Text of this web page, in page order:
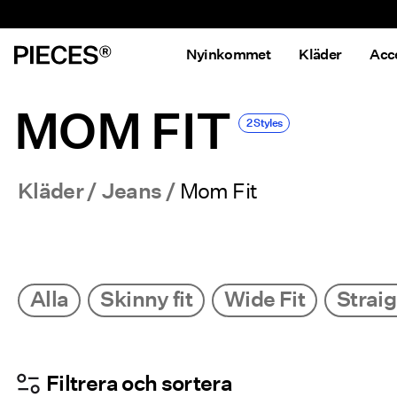
Nyinkommet Kläder
MOM FIT 2 Styles
Kläder Jeans Mom Fit
Alla Skinny fit Wide Fit
Filtrera och sortera